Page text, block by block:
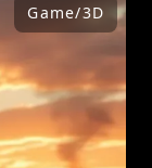
Game/3D